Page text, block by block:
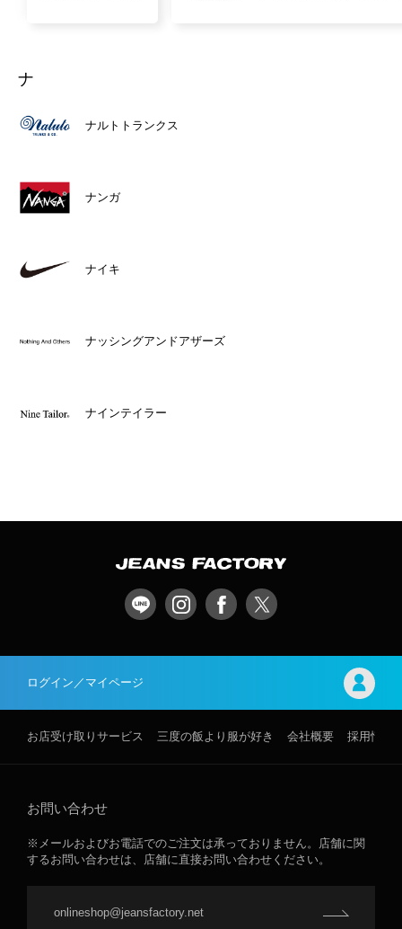
ナ
ナルトトランクス
ナンガ
ナイキ
ナッシングアンドアザーズ
ナインテイラー
ログイン／マイページ
お店受け取りサービス 三度の飯より服が好き 会社概要 採用情報
お問い合わせ
※メールおよびお電話でのご注文は承っておりません。店舗に関
するお問い合わせは、店舗に直接お問い合わせください。
onlineshop@jeansfactory.net